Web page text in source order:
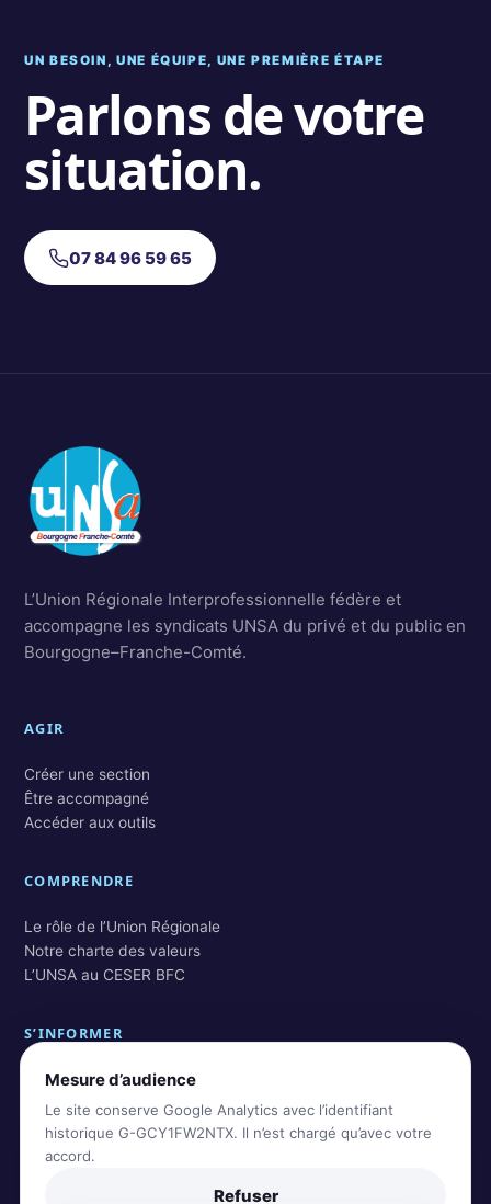
UN BESOIN, UNE ÉQUIPE, UNE PREMIÈRE ÉTAPE
Parlons de votre
situation.
07 84 96 59 65
L’Union Régionale Interprofessionnelle fédère et
accompagne les syndicats UNSA du privé et du public en
Bourgogne–Franche-Comté.
AGIR
Créer une section
Être accompagné
Accéder aux outils
COMPRENDRE
Le rôle de l’Union Régionale
Notre charte des valeurs
L’UNSA au CESER BFC
S’INFORMER
Actualités BFC
Actualités nationales
Rechercher dans les archives
Mesure d’audience
Le site conserve Google Analytics avec l’identifiant
historique G-GCY1FW2NTX. Il n’est chargé qu’avec votre
accord.
Refuser